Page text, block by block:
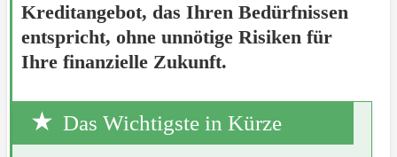
Kreditangebot, das Ihren Bedürfnissen
entspricht, ohne unnötige Risiken für
Ihre finanzielle Zukunft.
Das Wichtigste in Kürze